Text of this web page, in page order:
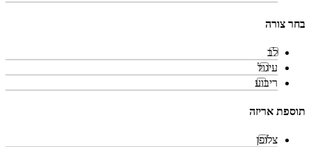
בחר צורה
לב
עיגול
ריבוע
תוספת אריזה
צלופן